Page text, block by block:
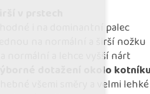
vhodné i na dominantní palec
sednou na normální a širší nožku
na normální a lehce vyšší nárt
výborné dotažení okolo
ohebné všemi směry a velmi lehké